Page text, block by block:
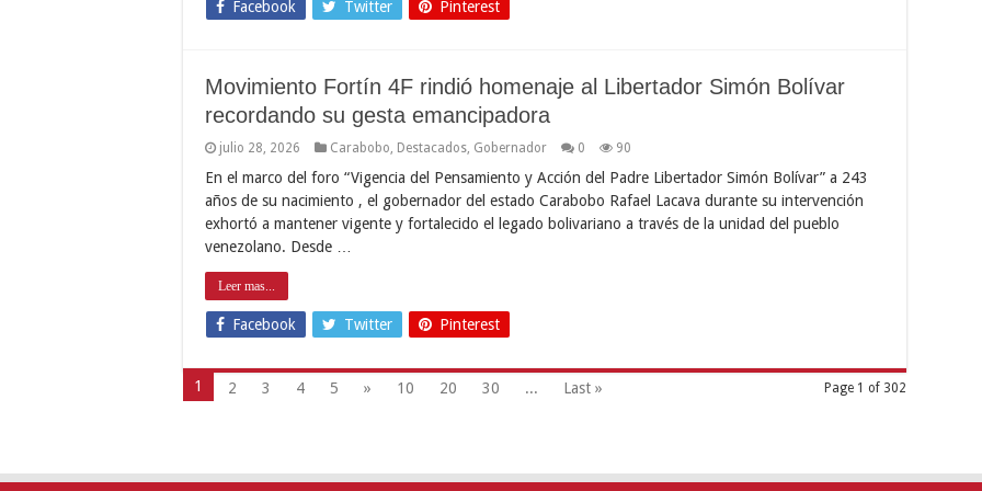
Facebook Twitter Pinterest
Movimiento Fortín 4F rindió homenaje al Libertador Simón Bolívar
recordando su gesta emancipadora
julio 28, 2026 Carabobo Destacados Gobernador 0 90
En el marco del foro “Vigencia del Pensamiento y Acción del Padre Libertador Simón Bolívar” a 243
años de su nacimiento , el gobernador del estado Carabobo Rafael Lacava durante su intervención
exhortó a mantener vigente y fortalecido el legado bolivariano a través de la unidad del pueblo
venezolano. Desde …
Leer mas...
Facebook Twitter Pinterest
Page 1 of 302
1 2 3 4 5 » 10 20 30 ... Last »